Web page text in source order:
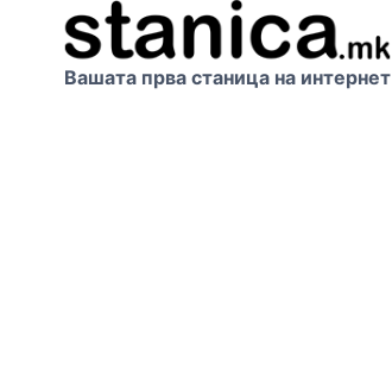
Вашата прва станица на интернет